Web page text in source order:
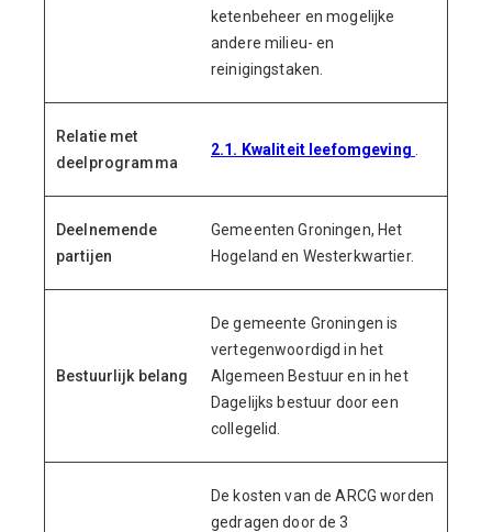
ketenbeheer en mogelijke
andere milieu- en
reinigingstaken.
Relatie met
deelprogramma
2.1. Kwaliteit leefomgeving
Deelnemende
partijen
Gemeenten Groningen, Het
Hogeland en Westerkwartier.
Bestuurlijk belang
De gemeente Groningen is
vertegenwoordigd in het
Algemeen Bestuur en in het
Dagelijks bestuur door een
collegelid.
De kosten van de ARCG worden
gedragen door de 3